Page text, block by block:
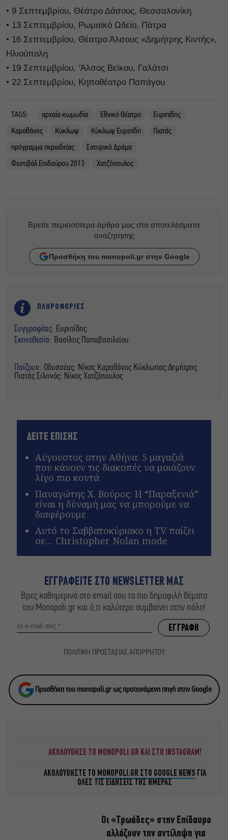
• 9 Σεπτεμβρίου, Θέατρο Δάσους, Θεσσαλονίκη
• 13 Σεπτεμβρίου, Ρωμαϊκό Ωδείο, Πάτρα
• 16 Σεπτεμβρίου, Θέατρο Άλσους «Δημήτρης Κιντής»,
Ηλιούπολη
• 19 Σεπτεμβρίου, ‘Άλσος Βεϊκου, Γαλάτσι
• 22 Σεπτεμβρίου, Κηποθέατρο Παπάγου
TAGS: αρχαία κωμωδία Εθνικό Θέατρο
Ευριπίδης
Καραθάνος
Κύκλωψ Κύκλωψ Ευριπίδη
Πιατάς
πρόγραμμα περιοδείας
Σατυρικό Δράμα
Φεστιβάλ Επιδαύρου 2013
Χατζόπουλος
Βρείτε περισσότερα άρθρα μας στα αποτελέσματα
αναζητησης
Προσθήκη του monopoli.gr στην Google
ΠΛΗΡΟΦΟΡΙΕΣ
Συγγραφέας: Ευριπίδης
Σκηνοθεσία: Βασίλης Παπαβασιλείου
Παίζουν: Οδυσσέας: Νίκος Καραθάνος Κύκλωπας:Δημήτρης
Πιατάς Σιληνός: Νίκος Χατζόπουλος
ΔΕΙΤΕ ΕΠΙΣΗΣ
Αύγουστος στην Αθήνα: 5 μαγαζιά
που κάνουν τις διακοπές να μοιάζουν
λίγο πιο κοντά
Παναγώτης Χ. Βούρος: Η “Παραξενιά”
είναι η δύναμή μας να μπορούμε να
διαφέρουμε
Αυτό το Σαββατοκύριακο η TV παίζει
σε… Christopher Nolan mode
ΕΓΓΡΑΦΕΙΤΕ ΣΤΟ NEWSLETTER ΜΑΣ
Βρες καθημερινά στο email σου τα πιο δημοφιλή θέματα
του Monopoli.gr και ό,τι καλύτερο συμβαίνει στην πόλη!
ΠΟΛΙΤΙΚΗ ΠΡΟΣΤΑΣΙΑΣ ΑΠΟΡΡΗΤΟΥ
Προσθήκη του monopoli.gr ως προτεινόμενη πηγή στην Google
ΑΚΟΛΟΥΘΗΣΕ ΤΟ MONOPOLI.GR ΚΑΙ ΣΤΟ INSTAGRAM!
ΑΚΟΛΟΥΘΗΣΤΕ ΤΟ MONOPOLI.GR ΣΤΟ GOOGLE NEWS ΓΙΑ
ΟΛΕΣ ΤΙΣ ΕΙΔΗΣΕΙΣ ΤΗΣ ΗΜΕΡΑΣ
Οι «Τρωάδες» στην Επίδαυρο
αλλάζουν την αντίληψη για